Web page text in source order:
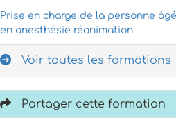
Prise en charge de la personne
en anesthésie réanimation
Voir toutes les formations
Partager cette formation